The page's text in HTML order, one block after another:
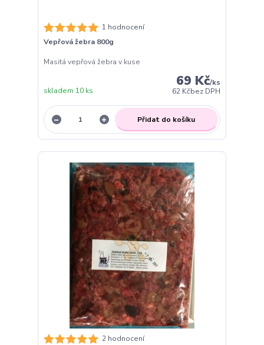
1 hodnocení
Vepřová žebra 800g
Masitá vepřová žebra v kuse
69 Kč/ks
62 Kčbez DPH
skladem 10 ks
Přidat do košíku
2 hodnocení